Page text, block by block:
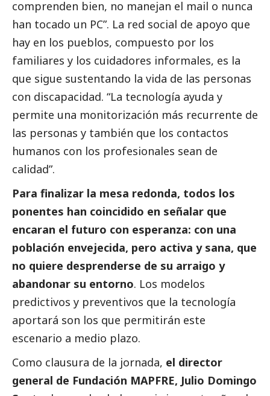
comprenden bien, no manejan el mail o nunca
han tocado un PC”. La red social de apoyo que
hay en los pueblos, compuesto por los
familiares y los cuidadores informales, es la
que sigue sustentando la vida de las personas
con discapacidad. “La tecnología ayuda y
permite una monitorización más recurrente de
las personas y también que los contactos
humanos con los profesionales sean de
calidad”.
Para finalizar la mesa redonda, todos los
ponentes han coincidido en señalar que
encaran el futuro con esperanza: con una
población envejecida, pero activa y sana, que
no quiere desprenderse de su arraigo y
abandonar su entorno. Los modelos
predictivos y preventivos que la tecnología
aportará son los que permitirán este
escenario a medio plazo.
Como clausura de la jornada, el director
general de Fundación MAPFRE, Julio Domingo